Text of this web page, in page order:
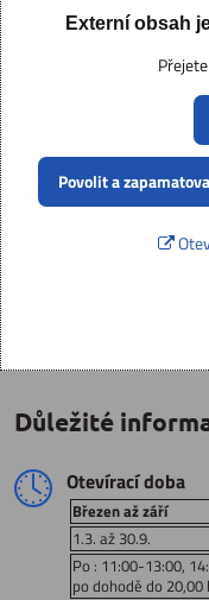
Externí obsah
Povolit a
Důležité
Otevírací doba
Březen až září
1.3. až 30.9.
Po : 11:00-13:00,
po dohodě do 20,00